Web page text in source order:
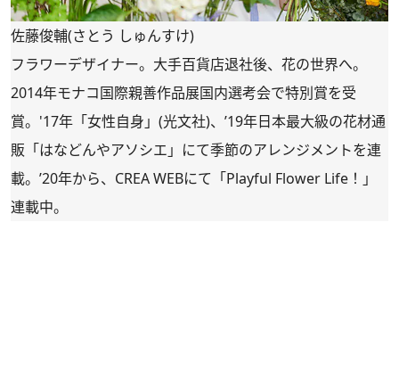
佐藤俊輔(さとう しゅんすけ)
フラワーデザイナー。大手百貨店退社後、花の世界へ。
2014年モナコ国際親善作品展国内選考会で特別賞を受
賞。'17年「女性自身」(光文社)、’19年日本最大級の花材通
販「はなどんやアソシエ 」にて季節のアレンジメントを連
載。’20年から、CREA WEBにて「Playful Flower Life！ 」
連載中。